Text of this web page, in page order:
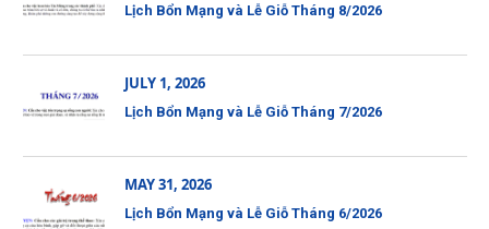
Lịch Bổn Mạng và Lễ Giỗ Tháng 8/2026
JULY 1, 2026
Lịch Bổn Mạng và Lễ Giỗ Tháng 7/2026
MAY 31, 2026
Lịch Bổn Mạng và Lễ Giỗ Tháng 6/2026